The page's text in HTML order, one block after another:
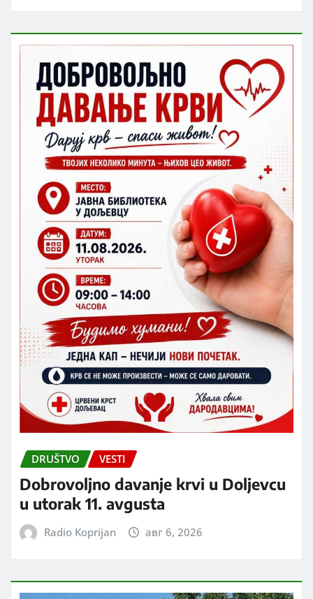
DRUŠTVO VESTI
Dobrovoljno davanje krvi u Doljevcu
u utorak 11. avgusta
Radio Koprijan авг 6, 2026